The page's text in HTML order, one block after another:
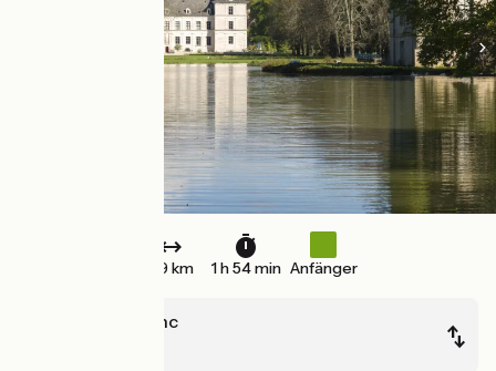
29 km 1 h 54 min Anfänger
Ancy-le-Franc